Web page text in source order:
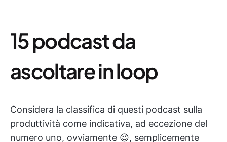
15 podcast da
ascoltare in loop
Considera la classifica di questi podcast sulla
produttività come indicativa, ad eccezione del
numero uno, ovviamente 😉, semplicemente